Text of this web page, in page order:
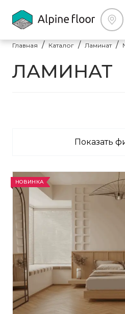
Главная Каталог Ламинат
ЛАМИНАТ
Показать
НОВИНКА